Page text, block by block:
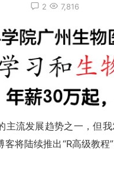
2 7,816
主流发展趋势之一，但
将陆续推出“R高级教